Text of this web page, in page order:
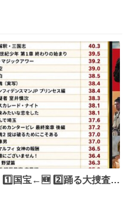
年代 #80年代 #昭和レト
国宝←🆕 2️⃣踊る大捜査線
大捜査線 THE MOVIE 5️⃣
7️⃣天と地と 8️⃣永遠の0